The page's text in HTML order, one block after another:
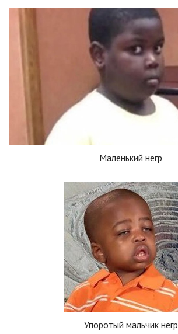
Маленький негр
Упоротый мальчик негр